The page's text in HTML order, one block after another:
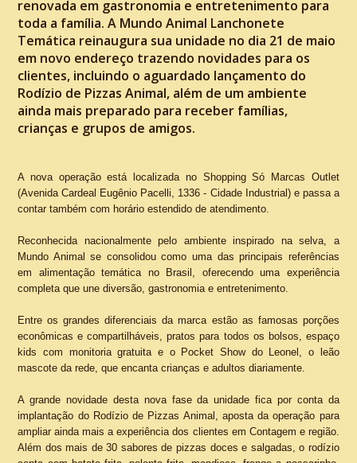
renovada em gastronomia e entretenimento para
toda a família. A Mundo Animal Lanchonete
Temática reinaugura sua unidade no dia 21 de maio
em novo endereço trazendo novidades para os
clientes, incluindo o aguardado lançamento do
Rodízio de Pizzas Animal, além de um ambiente
ainda mais preparado para receber famílias,
crianças e grupos de amigos.
A nova operação está localizada no Shopping Só Marcas Outlet
(Avenida Cardeal Eugênio Pacelli, 1336 - Cidade Industrial) e passa a
contar também com horário estendido de atendimento.
Reconhecida nacionalmente pelo ambiente inspirado na selva, a
Mundo Animal se consolidou como uma das principais referências
em alimentação temática no Brasil, oferecendo uma experiência
completa que une diversão, gastronomia e entretenimento.
Entre os grandes diferenciais da marca estão as famosas porções
econômicas e compartilháveis, pratos para todos os bolsos, espaço
kids com monitoria gratuita e o Pocket Show do Leonel, o leão
mascote da rede, que encanta crianças e adultos diariamente.
A grande novidade desta nova fase da unidade fica por conta da
implantação do Rodízio de Pizzas Animal, aposta da operação para
ampliar ainda mais a experiência dos clientes em Contagem e região.
Além dos mais de 30 sabores de pizzas doces e salgadas, o rodízio